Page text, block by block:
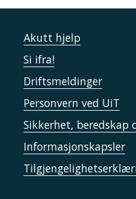
Akutt hjelp
Si ifra!
Driftsmeldinger
Personvern ved UiT
Sikkerhet, beredskap
Informasjonskapsler